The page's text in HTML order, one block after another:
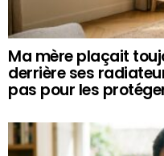
Ma mère plaçait
derrière ses
pas pour les